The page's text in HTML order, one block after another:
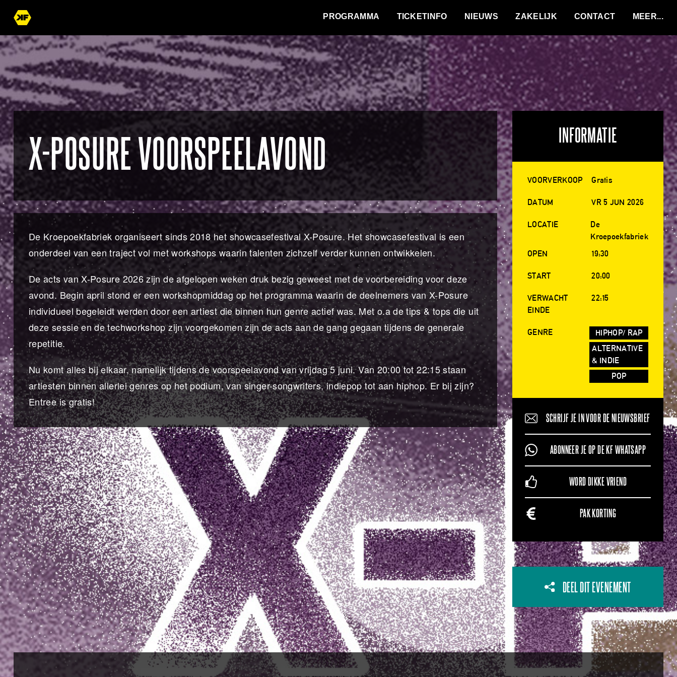
PROGRAMMA TICKETINFO NIEUWS ZAKELIJK CONTACT
X-POSURE VOORSPEELAVOND
De Kroepoekfabriek organiseert sinds 2018 het showcasefestival X-Posure. Het showcasefestival is een
onderdeel van een traject vol met workshops waarin talenten zichzelf verder kunnen ontwikkelen.
De acts van X-Posure 2026 zijn de afgelopen weken druk bezig geweest met de voorbereiding voor deze
avond. Begin april stond er een workshopmiddag op het programma waarin de deelnemers van X-Posure
individueel begeleidt werden door een artiest die binnen hun genre actief was. Met o.a de tips & tops die uit
deze sessie en de techworkshop zijn voorgekomen zijn de acts aan de gang gegaan tijdens de generale
repetitie.
Nu komt alles bij elkaar, namelijk tijdens de voorspeelavond van vrijdag 5 juni. Van 20:00 tot 22:15 staan
artiesten binnen allerlei genres op het podium, van singer-songwriters, indiepop tot aan hiphop. Er bij zijn?
Entree is gratis!
INFORMATIE
VOORVERKOOP Gratis
DATUM VR 5 JUN 2026
LOCATIE
De
Kroepoekfabriek
OPEN
19:30
START 20:00
VERWACHT
EINDE
22:15
GENRE
HIPHOP/ RAP
ALTERNATIVE
& INDIE
POP
SCHRIJF JE IN VOOR DE NIEUWSBRIEF
ABONNEER JE OP DE KF WHATSAPP
WORD DIKKE VRIEND
PAK KORTING
DEEL DIT EVENEMENT